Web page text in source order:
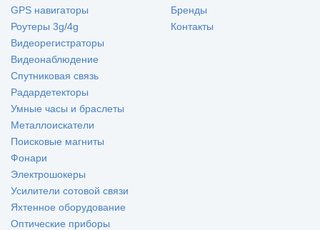
GPS навигаторы
Роутеры 3g/4g
Видеорегистраторы
Видеонаблюдение
Спутниковая связь
Радардетекторы
Умные часы и браслеты
Металлоискатели
Поисковые магниты
Фонари
Электрошокеры
Усилители сотовой связи
Яхтенное оборудование
Оптические приборы
Бренды
Контакты